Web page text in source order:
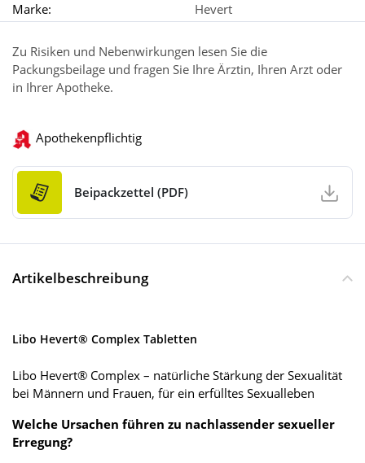
Marke:
Hevert
Zu Risiken und Nebenwirkungen lesen Sie die
Packungsbeilage und fragen Sie Ihre Ärztin, Ihren Arzt oder
in Ihrer Apotheke.
Apothekenpflichtig
Beipackzettel (PDF)
Artikelbeschreibung
Libo Hevert® Complex Tabletten
Libo Hevert® Complex – natürliche Stärkung der Sexualität
bei Männern und Frauen, für ein erfülltes Sexualleben
Welche Ursachen führen zu nachlassender sexueller
Erregung?